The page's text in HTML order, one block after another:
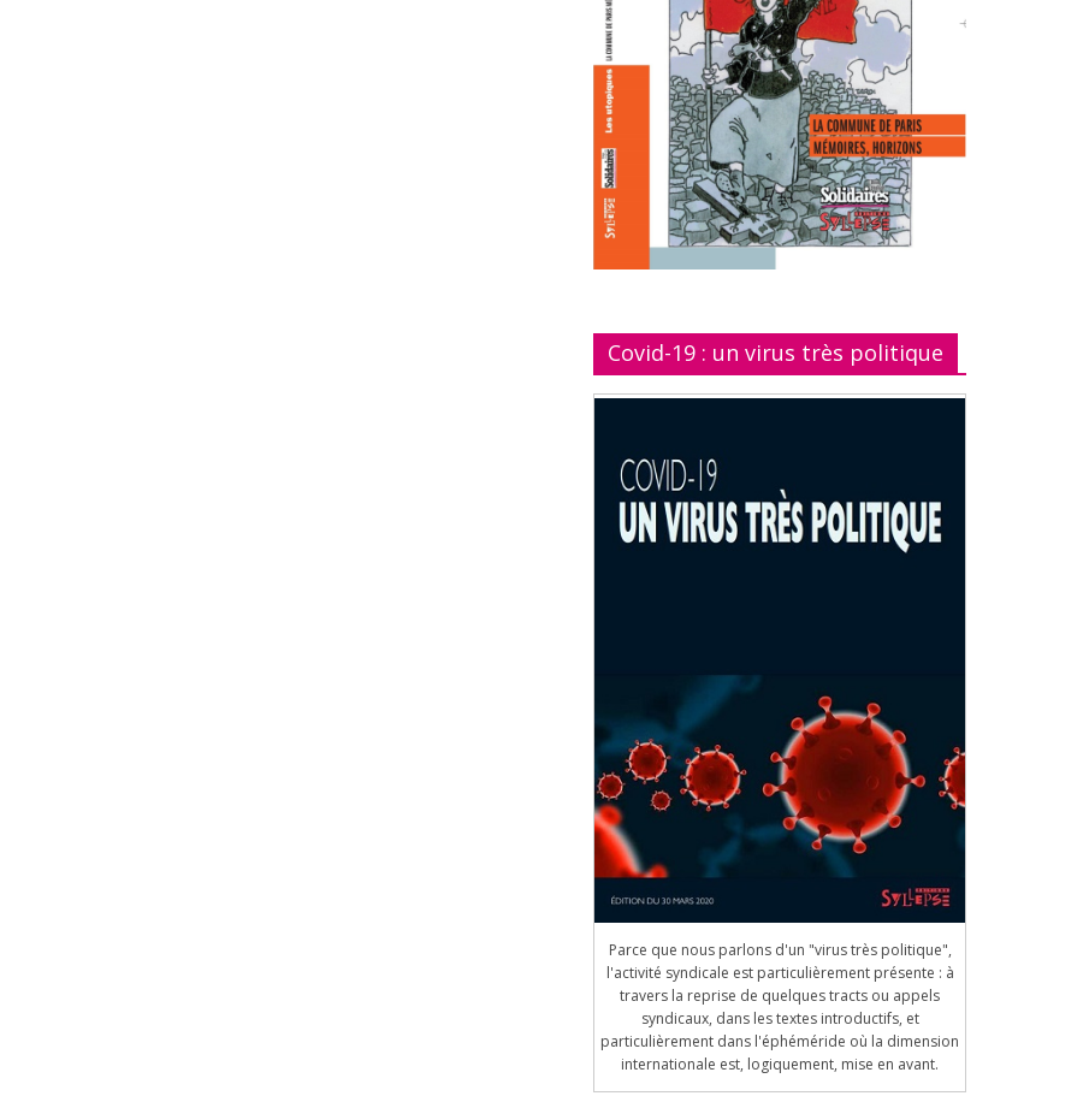
Covid-19 : un virus très politique
Parce que nous parlons d'un "virus très politique",
l'activité syndicale est particulièrement présente : à
travers la reprise de quelques tracts ou appels
syndicaux, dans les textes introductifs, et
particulièrement dans l'éphéméride où la dimension
internationale est, logiquement, mise en avant.